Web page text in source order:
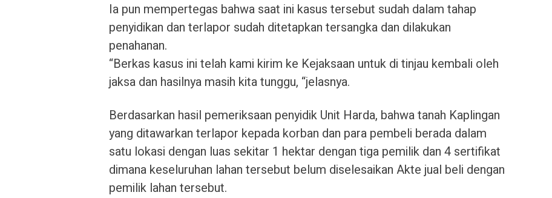
Ia pun mempertegas bahwa saat ini kasus tersebut sudah dalam tahap
penyidikan dan terlapor sudah ditetapkan tersangka dan dilakukan
penahanan.
“Berkas kasus ini telah kami kirim ke Kejaksaan untuk di tinjau kembali oleh
jaksa dan hasilnya masih kita tunggu, “jelasnya.
Berdasarkan hasil pemeriksaan penyidik Unit Harda, bahwa tanah Kaplingan
yang ditawarkan terlapor kepada korban dan para pembeli berada dalam
satu lokasi dengan luas sekitar 1 hektar dengan tiga pemilik dan 4 sertifikat
dimana keseluruhan lahan tersebut belum diselesaikan Akte jual beli dengan
pemilik lahan tersebut.